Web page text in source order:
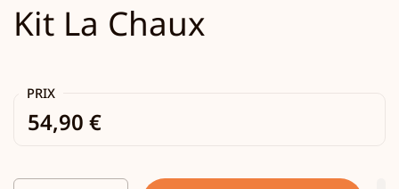
Kit La Chaux
PRIX
54,90 €